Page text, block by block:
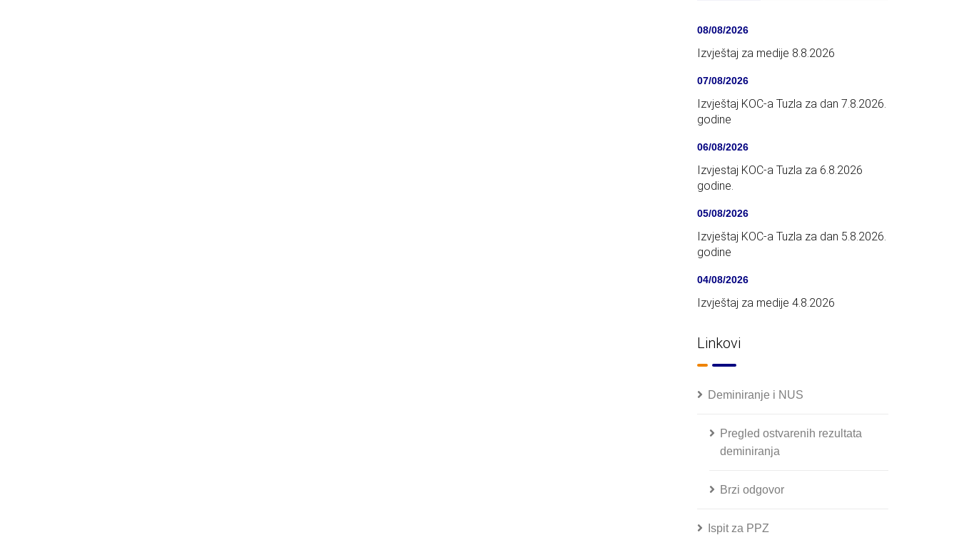
08/08/2026
Izvještaj za medije 8.8.2026
07/08/2026
Izvještaj KOC-a Tuzla za dan 7.8.2026.
godine
06/08/2026
Izvjestaj KOC-a Tuzla za 6.8.2026
godine.
05/08/2026
Izvještaj KOC-a Tuzla za dan 5.8.2026.
godine
04/08/2026
Izvještaj za medije 4.8.2026
Linkovi
Deminiranje i NUS
Pregled ostvarenih rezultata
deminiranja
Brzi odgovor
Ispit za PPZ